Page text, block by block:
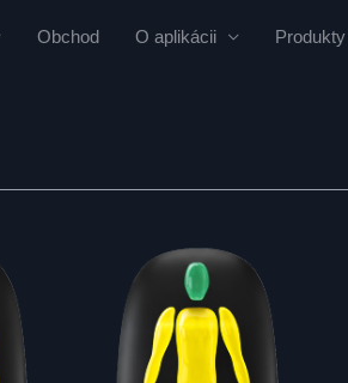
Obchod O aplikácii Produkty